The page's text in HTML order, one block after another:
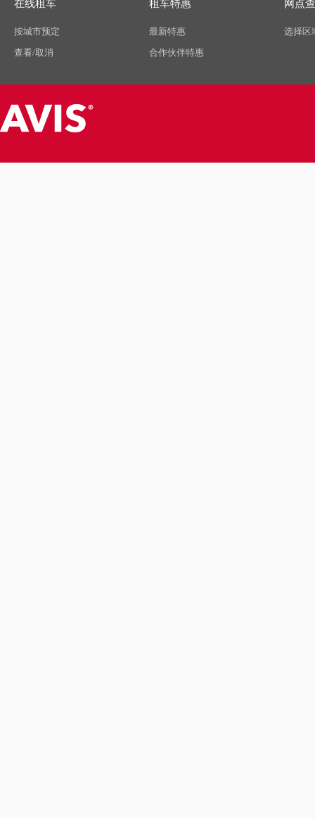
在线租车
按城市预定
查看/取消
租车特惠
最新特惠
合作伙伴特惠
网点
选择区